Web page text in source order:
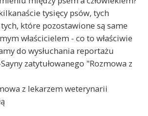
tysięcy psów, tych
które pozostawione są same
właścicielem - co to właściwie
do wysłuchania reportażu
zatytułowanego "Rozmowa z
z lekarzem weterynarii